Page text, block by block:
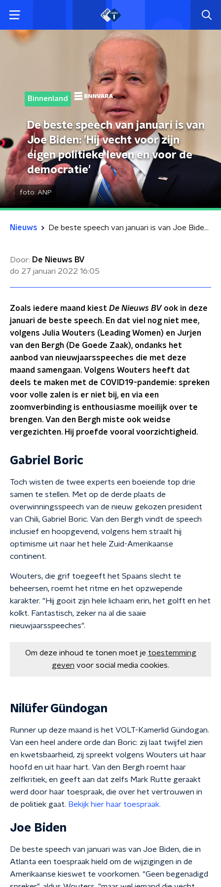
Binnenland
De beste speech van januari is van
Joe Biden: 'Hij vecht voor zijn
eigen politieke leven en voor de
democratie'
foto:ANP
Nieuws De beste speech van januari is van Joe Biden: 'Hij vecht voor zijn eigen politieke leven en voor de democratie'
Door: De Nieuws BV
do 27 januari 2022 16:05
Zoals iedere maand kiest De Nieuws BV ook in deze
januari de beste speech. En dat viel nog niet mee,
volgens Julia Wouters (Leading Women) en Jurjen
van den Bergh (De Goede Zaak), ondanks het
aanbod van nieuwjaarsspeeches die met deze
maand samengaan. Volgens Wouters heeft dat
deels te maken met de COVID19-pandemie: spreken
voor volle zalen is er niet bij, en via een
zoomverbinding is enthousiasme moeilijk over te
brengen. Van den Bergh miste ook weidse
vergezichten. Hij proefde vooral voorzichtigheid.
Gabriel Boric
Toch wisten de twee experts een boeiende top drie
samen te stellen. Met op de derde plaats de
overwinningsspeech van de nieuw gekozen president
van Chili, Gabriel Boric. Van den Bergh vindt de speech
inclusief en hoopgevend, volgens hem straalt hij
optimisme uit naar het hele Zuid-Amerikaanse
continent.
Wouters, die grif toegeeft het Spaans slecht te
beheersen, roemt het ritme en het opzwepende
karakter. "Hij gooit zijn hele lichaam erin, het golft en het
kolkt. Fantastisch, zeker na al die saaie
nieuwjaarsspeeches".
Om deze inhoud te tonen moet je toestemming
geven voor social media cookies.
Nilüfer Gündogan
Runner up deze maand is het VOLT-Kamerlid Gündogan.
Van een heel andere orde dan Boric: zij laat twijfel zien
en kwetsbaarheid, zij spreekt volgens Wouters uit haar
hoofd en uit haar hart. Van den Bergh roemt haar
zelfkritiek, en geeft aan dat zelfs Mark Rutte geraakt
werd door haar toespraak, die over het vertrouwen in
de politiek gaat. Bekijk hier haar toespraak.
Joe Biden
De beste speech van januari was van Joe Biden, die in
Atlanta een toespraak hield om de wijzigingen in de
Amerikaanse kieswet te voorkomen. "Geen begenadigd